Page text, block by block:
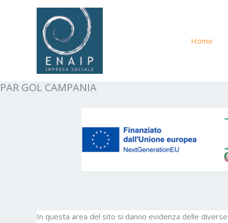
Home
PAR GOL CAMPANIA
In questa area del sito si danno evidenza delle